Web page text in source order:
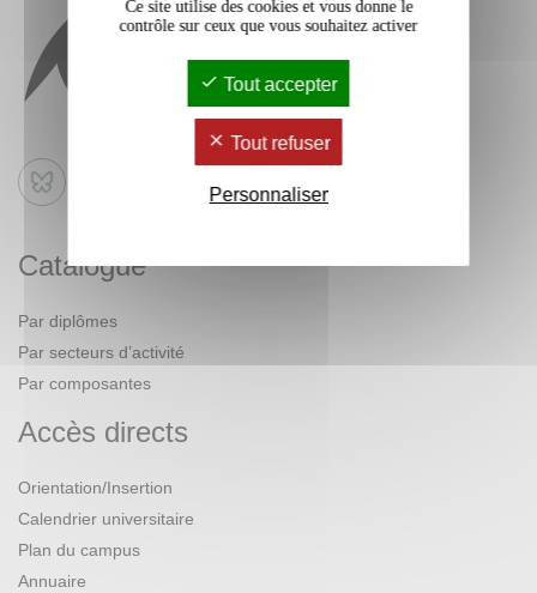
Bluesky
Catalogue
Par diplômes
Par secteurs d’activité
Par composantes
Accès directs
Orientation/Insertion
Calendrier universitaire
Plan du campus
Annuaire
Ce site utilise des cookies et vous donne le
contrôle sur ceux que vous souhaitez activer
Tout accepter
Tout refuser
Personnaliser